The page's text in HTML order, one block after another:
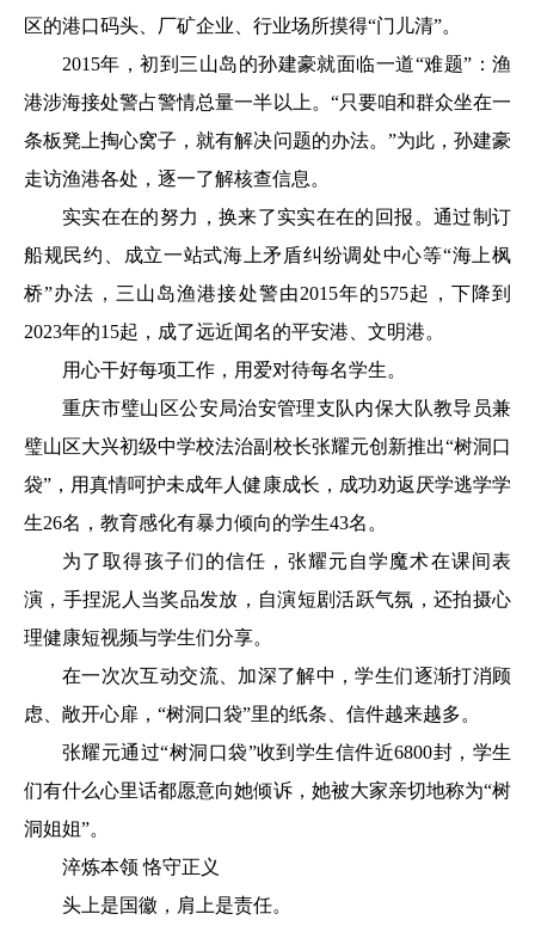
区的港口码头、厂矿企业、行业场所摸得“门儿清”。
2015年，初到三山岛的孙建豪就面临一道“难题”：渔
港涉海接处警占警情总量一半以上。“只要咱和群众坐在一
条板凳上掏心窝子，就有解决问题的办法。”为此，孙建豪
走访渔港各处，逐一了解核查信息。
实实在在的努力，换来了实实在在的回报。通过制订
船规民约、成立一站式海上矛盾纠纷调处中心等“海上枫
桥”办法，三山岛渔港接处警由2015年的575起，下降到
2023年的15起，成了远近闻名的平安港、文明港。
用心干好每项工作，用爱对待每名学生。
重庆市璧山区公安局治安管理支队内保大队教导员兼
璧山区大兴初级中学校法治副校长张耀元创新推出“树洞口
袋”，用真情呵护未成年人健康成长，成功劝返厌学逃学学
生26名，教育感化有暴力倾向的学生43名。
为了取得孩子们的信任，张耀元自学魔术在课间表
演，手捏泥人当奖品发放，自演短剧活跃气氛，还拍摄心
理健康短视频与学生们分享。
在一次次互动交流、加深了解中，学生们逐渐打消顾
虑、敞开心扉，“树洞口袋”里的纸条、信件越来越多。
张耀元通过“树洞口袋”收到学生信件近6800封，学生
们有什么心里话都愿意向她倾诉，她被大家亲切地称为“树
洞姐姐”。
淬炼本领 恪守正义
头上是国徽，肩上是责任。